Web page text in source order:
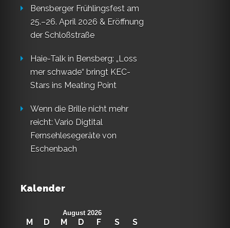
Bensberger Frühlingsfest am
25.–26. April 2026 & Eröffnung
der Schloßstraße
Haie-Talk in Bensberg: „Loss
mer schwade“ bringt KEC-
Stars ins Meating Point
Wenn die Brille nicht mehr
reicht: Vario Digtital
Fernsehlesegeräte von
Eschenbach
Kalender
August 2026
M D M D F S
S